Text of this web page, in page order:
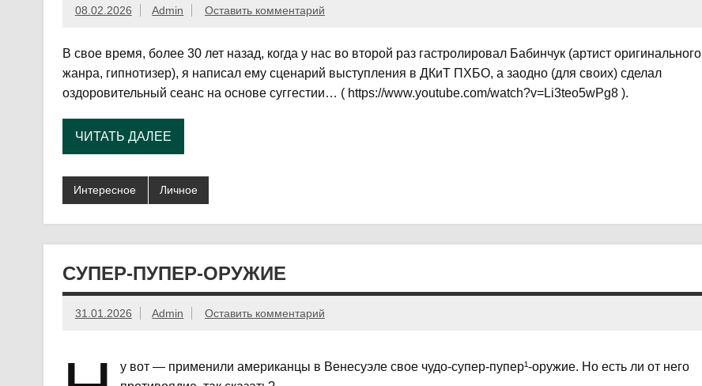
08.02.2026 Admin Оставить комментарий
В свое время, более 30 лет назад, когда у нас во второй раз гастролировал Бабинчук (артист оригинального
жанра, гипнотизер), я написал ему сценарий выступления в ДКиТ ПХБО, а заодно (для своих) сделал
оздоровительный сеанс на основе суггестии… ( https://www.youtube.com/watch?v=Li3teo5wPg8 ).
ЧИТАТЬ ДАЛЕЕ
Интересное Личное
СУПЕР-ПУПЕР-ОРУЖИЕ
31.01.2026 Admin Оставить комментарий
у вот — применили американцы в Венесуэле свое чудо-супер-пупер¹-оружие. Но есть ли от него